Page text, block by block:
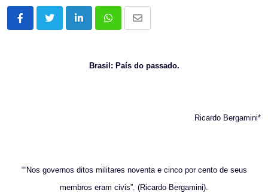
LinkedInWhatsappShare
Brasil: País do passado.
Ricardo Bergamini*
““Nos governos ditos militares noventa e cinco por cento de seus
membros eram civis”. (Ricardo Bergamini).